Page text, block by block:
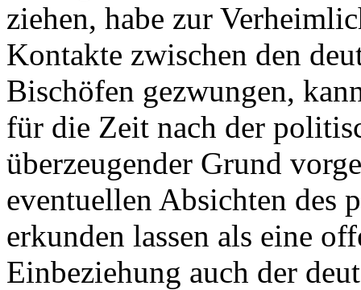
ziehen, habe zur
Kontakte zwischen den
Bischöfen gezwungen,
für die Zeit nach der
überzeugender Grund
eventuellen Absichten des
erkunden lassen als eine
Einbeziehung auch der